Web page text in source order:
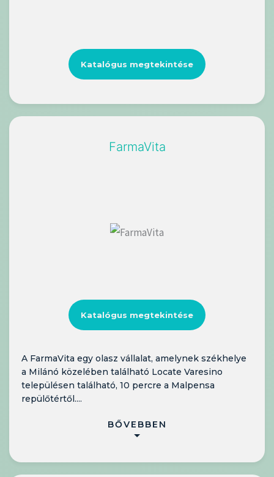
Katalógus megtekintése
FarmaVita
Katalógus megtekintése
A FarmaVita egy olasz vállalat, amelynek székhelye
a Milánó közelében található Locate Varesino
településen található, 10 percre a Malpensa
repülőtértől....
BŐVEBBEN